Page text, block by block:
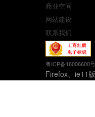
商业空间
网站建设
联系我们
粤ICP备16006600号
Firefox、ie11